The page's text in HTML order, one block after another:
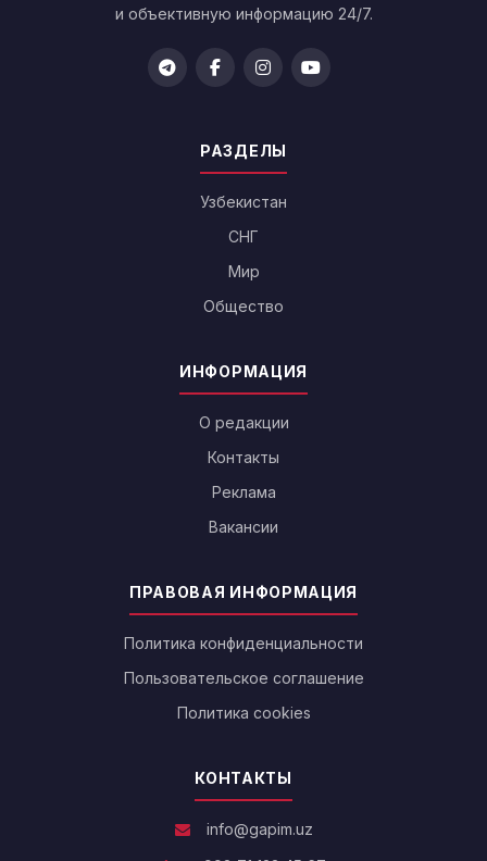
и объективную информацию 24/7.
РАЗДЕЛЫ
Узбекистан
СНГ
Мир
Общество
ИНФОРМАЦИЯ
О редакции
Контакты
Реклама
Вакансии
ПРАВОВАЯ ИНФОРМАЦИЯ
Политика конфиденциальности
Пользовательское соглашение
Политика cookies
КОНТАКТЫ
info@gapim.uz